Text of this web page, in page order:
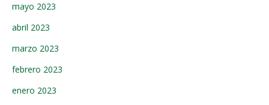
mayo 2023
abril 2023
marzo 2023
febrero 2023
enero 2023